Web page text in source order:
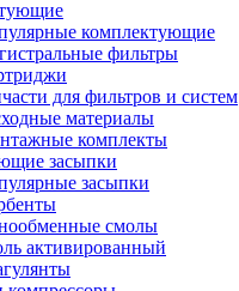
комплектующие
фильтры
для фильтров и систем
материалы
комплекты
засыпки
засыпки
смолы
активированный